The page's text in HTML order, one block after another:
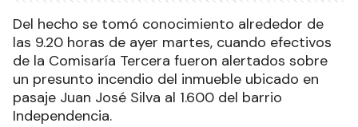
Del hecho se tomó conocimiento alrededor de
las 9.20 horas de ayer martes, cuando efectivos
de la Comisaría Tercera fueron alertados sobre
un presunto incendio del inmueble ubicado en
pasaje Juan José Silva al 1.600 del barrio
Independencia.